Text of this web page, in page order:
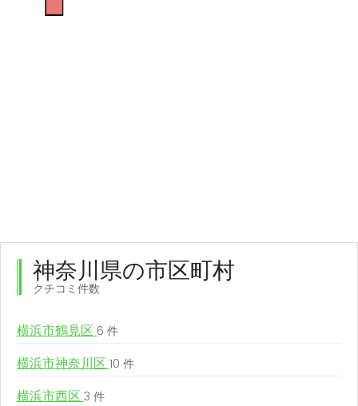
神奈川県の市区町村
クチコミ件数
横浜市鶴見区 6 件
横浜市神奈川区 10 件
横浜市西区 3 件